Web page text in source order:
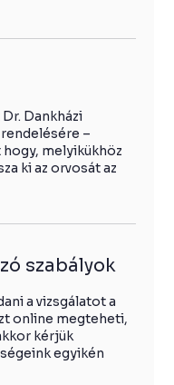
Dankházi
–
melyikükhöz
ki az orvosát az
szabályok
a vizsgálatot a
online megteheti,
kérjük
egyikén